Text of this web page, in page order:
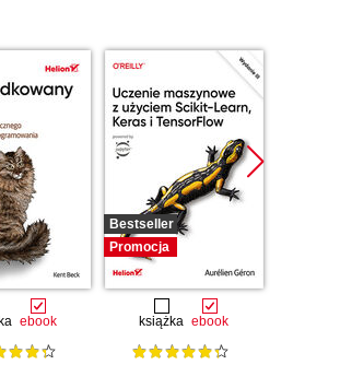
ebook
Bestseller
Promocja
książka ebook